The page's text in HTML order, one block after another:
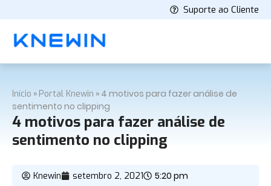
Suporte ao Cliente
Início » Portal Knewin » 4 motivos para fazer análise de
sentimento no clipping
4 motivos para fazer análise de
sentimento no clipping
Knewin setembro 2, 2021 5:20 pm